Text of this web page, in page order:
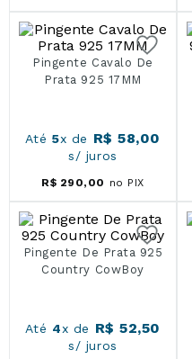
Pingente Cavalo De
Prata 925 17MM
Até5x de R$ 58,00
s/ juros
R$ 290, 00 no PIX
Pingente De Prata 925
Country CowBoy
Até 4x de R$ 52,50
s/ juros